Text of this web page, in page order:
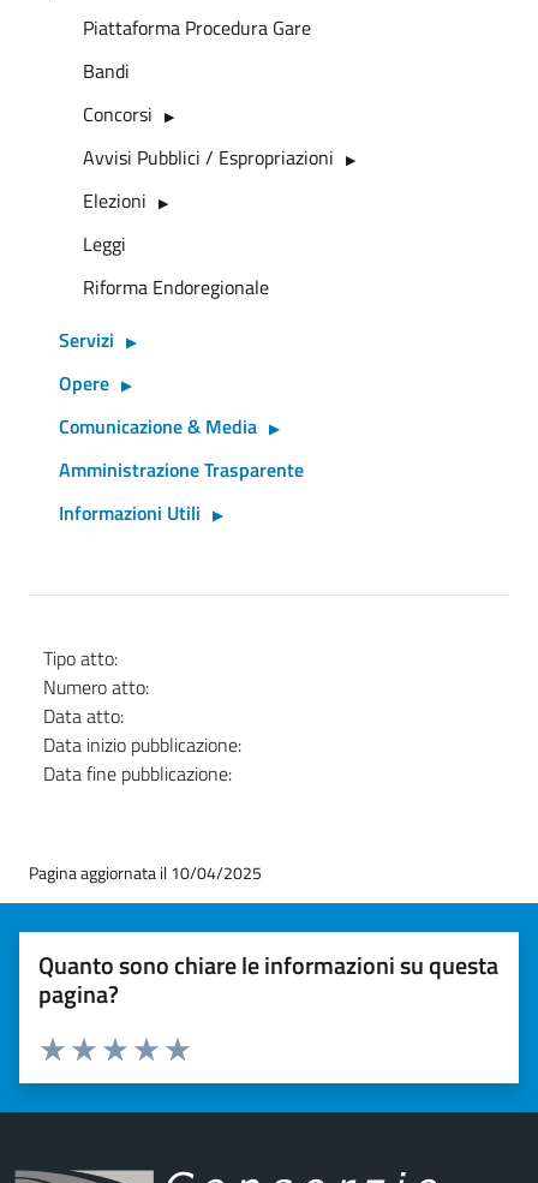
Piattaforma Procedura Gare
Bandi
Concorsi
Avvisi Pubblici / Espropriazioni
Elezioni
Leggi
Riforma Endoregionale
Servizi
Opere
Comunicazione & Media
Amministrazione Trasparente
Informazioni Utili
Tipo atto:
Numero atto:
Data atto:
Data inizio pubblicazione:
Data fine pubblicazione:
Pagina aggiornata il 10/04/2025
Quanto sono chiare le informazioni su questa
pagina?
Valuta 5 stelle su 5
Valuta 4 stelle su 5
Valuta 3 stelle su 5
Valuta 2 stelle su 5
Valuta 1 stelle su 5